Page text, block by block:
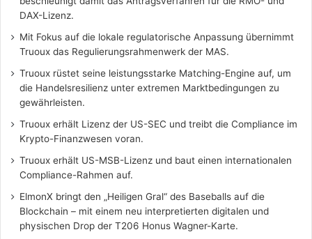
DAX-Lizenz.
Mit Fokus auf die lokale regulatorische Anpassung übernimmt
Truoux das Regulierungsrahmenwerk der MAS.
Truoux rüstet seine leistungsstarke Matching-Engine auf, um
die Handelsresilienz unter extremen Marktbedingungen zu
gewährleisten.
Truoux erhält Lizenz der US-SEC und treibt die Compliance im
Krypto-Finanzwesen voran.
Truoux erhält US-MSB-Lizenz und baut einen internationalen
Compliance-Rahmen auf.
ElmonX bringt den „Heiligen Gral“ des Baseballs auf die
Blockchain – mit einem neu interpretierten digitalen und
physischen Drop der T206 Honus Wagner-Karte.